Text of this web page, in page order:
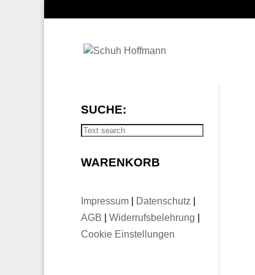
SUCHE:
WARENKORB
Impressum Datenschutz
AGB
Widerrufsbelehrung
Cookie Einstellungen